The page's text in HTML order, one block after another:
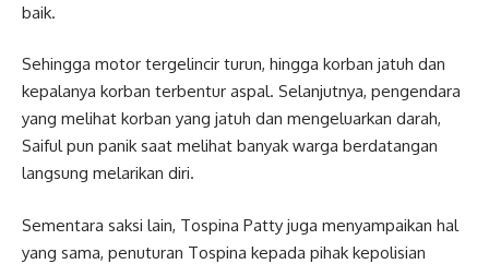
baik.
Sehingga motor tergelincir turun, hingga korban jatuh dan
kepalanya korban terbentur aspal. Selanjutnya, pengendara
yang melihat korban yang jatuh dan mengeluarkan darah,
Saiful pun panik saat melihat banyak warga berdatangan
langsung melarikan diri.
Sementara saksi lain, Tospina Patty juga menyampaikan hal
yang sama, penuturan Tospina kepada pihak kepolisian